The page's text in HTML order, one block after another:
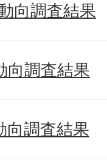
向調査結果
向調査結果
向調査結果